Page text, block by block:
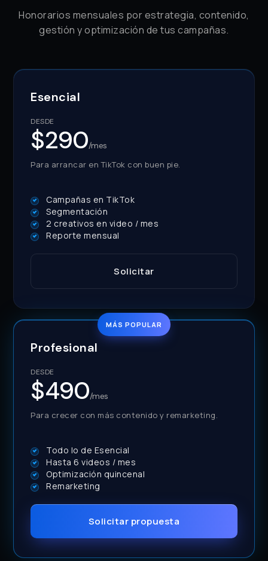
Honorarios mensuales por estrategia, contenido,
gestión y optimización de tus campañas.
Esencial
DESDE
$290/mes
Para arrancar en TikTok con buen pie.
Campañas en TikTok
Segmentación
2 creativos en video / mes
Reporte mensual
Solicitar
MÁS POPULAR
Profesional
DESDE
$490/mes
Para crecer con más contenido y remarketing.
Todo lo de Esencial
Hasta 6 videos / mes
Optimización quincenal
Remarketing
Solicitar propuesta